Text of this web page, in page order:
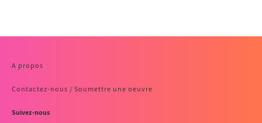
A propos
Contactez-nous / Soumettre une oeuvre
Suivez-nous